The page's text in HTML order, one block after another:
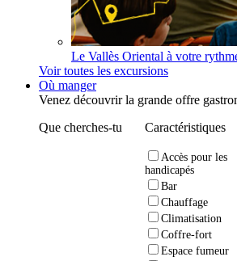
Le Vallès Oriental à votre
Voir toutes les excursions
Où manger
Venez découvrir la grande offre
Que cherches-tu
Caractéristiques
Accès pour les
handicapés
Bar
Chauffage
Climatisation
Coffre-fort
Espace fumeur